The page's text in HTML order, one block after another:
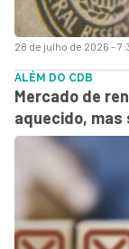
28 de julho de 2026 -
ALÉM DO CDB
Mercado de
aquecido,